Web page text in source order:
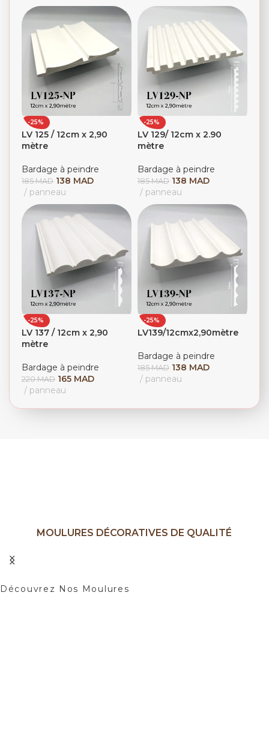
-25%
LV 125 / 12cm x 2,90
mètre
Bardage à peindre
185MAD 138 MAD
panneau
-25%
LV 129/ 12cm x 2.90
mètre
Bardage à peindre
185MAD 138 MAD
panneau
-25%
LV 137 / 12cm x 2,90
mètre
Bardage à peindre
220MAD 165 MAD
panneau
-25%
LV139/12cmx2,90mètre
Bardage à peindre
185MAD 138 MAD
panneau
MOULURES DÉCORATIVES DE QUALITÉ
Découvrez Nos Moulures